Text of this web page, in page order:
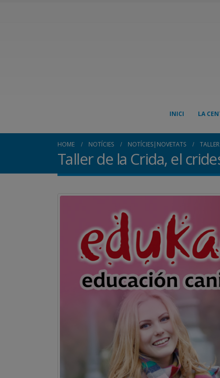
INICI LA
HOME NOTÍCIES NOTÍCIES|NOVETATS
Taller de la Crida, el